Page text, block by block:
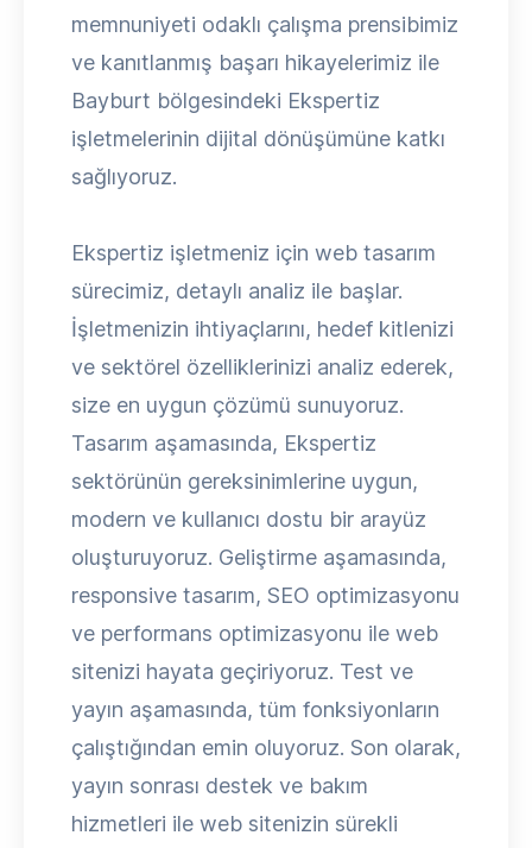
memnuniyeti odaklı çalışma prensibimiz
ve kanıtlanmış başarı hikayelerimiz ile
Bayburt bölgesindeki Ekspertiz
işletmelerinin dijital dönüşümüne katkı
sağlıyoruz.
Ekspertiz işletmeniz için web tasarım
sürecimiz, detaylı analiz ile başlar.
İşletmenizin ihtiyaçlarını, hedef kitlenizi
ve sektörel özelliklerinizi analiz ederek,
size en uygun çözümü sunuyoruz.
Tasarım aşamasında, Ekspertiz
sektörünün gereksinimlerine uygun,
modern ve kullanıcı dostu bir arayüz
oluşturuyoruz. Geliştirme aşamasında,
responsive tasarım, SEO optimizasyonu
ve performans optimizasyonu ile web
sitenizi hayata geçiriyoruz. Test ve
yayın aşamasında, tüm fonksiyonların
çalıştığından emin oluyoruz. Son olarak,
yayın sonrası destek ve bakım
hizmetleri ile web sitenizin sürekli